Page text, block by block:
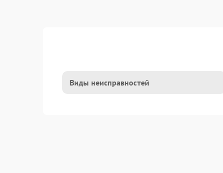
Виды неисправностей